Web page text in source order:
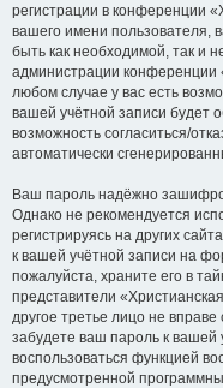
регистрации в конференции
вашего имени пользователя,
быть как необходимой, так и
администрации конференции
любом случае у вас есть
вашей учётной записи будет
возможность согласиться/
автоматически
Ваш пароль надёжно
Однако не рекомендуется
регистрируясь на других
к вашей учётной записи на
пожалуйста, храните его в
представители
другое третье лицо не
забудете ваш пароль к вашей
воспользоваться функцией
предусмотренной